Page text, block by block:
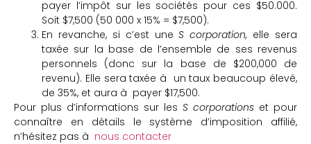
payer l’impôt sur les sociétés pour ces $50.000.
Soit $7,500 (50 000 x 15% = $7,500).
En revanche, si c’est uneS corporation, elle sera
taxée sur la base de l’ensemble de ses revenus
personnels (donc sur la base de $200,000 de
revenu). Elle sera taxée à un taux beaucoup élevé,
de 35%, et aura à payer $17,500.
Pour plus d’informations sur les S corporations et pour
connaître en détails le système d’imposition affilié,
n’hésitez pas à nous contacter